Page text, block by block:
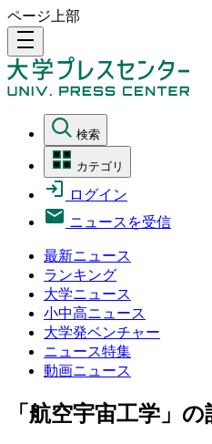
ページ上部
density_medium
検索
カテゴリ
ログイン
ニュースを受信
最新ニュース
ランキング
大学ニュース
小中高ニュース
大学発ベンチャー
ニュース特集
動画ニュース
「航空宇宙工学」